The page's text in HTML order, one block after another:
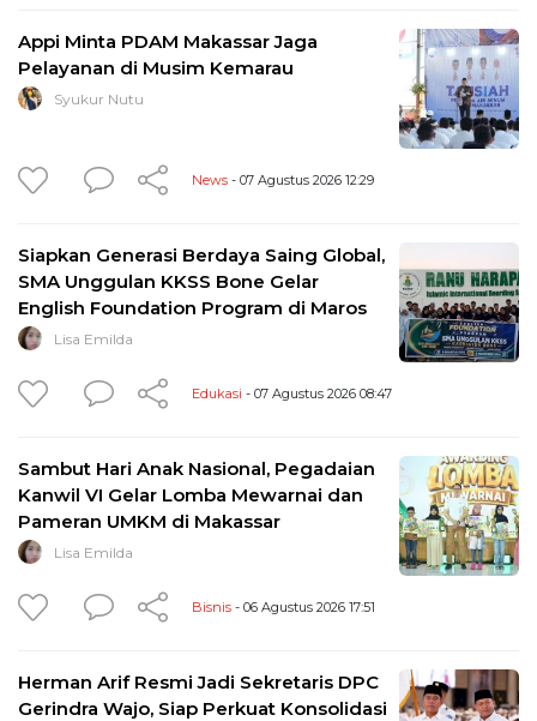
Appi Minta PDAM Makassar Jaga
Pelayanan di Musim Kemarau
Syukur Nutu
News - 07 Agustus 2026 12:29
Siapkan Generasi Berdaya Saing Global,
SMA Unggulan KKSS Bone Gelar
English Foundation Program di Maros
Lisa Emilda
Edukasi - 07 Agustus 2026 08:47
Sambut Hari Anak Nasional, Pegadaian
Kanwil VI Gelar Lomba Mewarnai dan
Pameran UMKM di Makassar
Lisa Emilda
Bisnis - 06 Agustus 2026 17:51
Herman Arif Resmi Jadi Sekretaris DPC
Gerindra Wajo, Siap Perkuat Konsolidasi